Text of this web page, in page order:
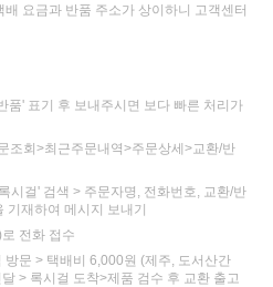
요금과 반품 주소가 상이하니 고객센터
품' 표기 후 보내주시면 보다 빠른 처리가
조회>최근주문내역>주문상세>교환/반
시걸' 검색 > 주문자명, 전화번호, 교환/반
재하여 메시지 보내기
전화 접수
방문 > 택배비 6,000원 (제주, 도서산간
> 록시걸 도착>제품 검수 후 교환 출고